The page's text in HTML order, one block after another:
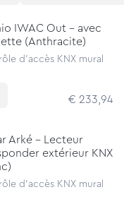
IWAC Out - avec
(Anthracite)
d'accès KNX mural
€ 233,94
Arké - Lecteur
extérieur KNX
d'accès KNX mural